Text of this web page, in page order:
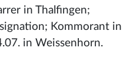
in Thalfingen;
Kommorant in
in Weissenhorn.